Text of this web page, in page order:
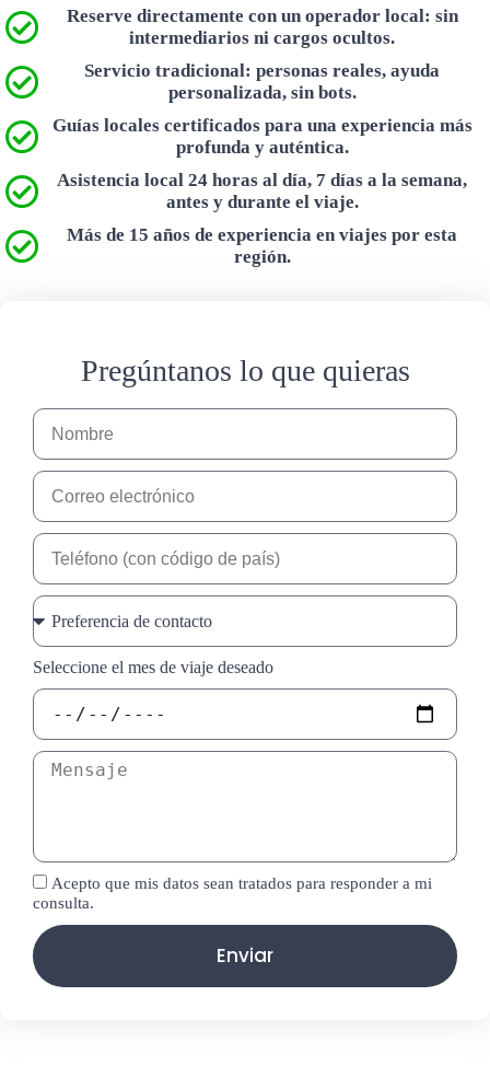
Reserve directamente con un operador local: sin
intermediarios ni cargos ocultos.
Servicio tradicional: personas reales, ayuda
personalizada, sin bots.
Guías locales certificados para una experiencia más
profunda y auténtica.
Asistencia local 24 horas al día, 7 días a la semana,
antes y durante el viaje.
Más de 15 años de experiencia en viajes por esta
región.
Pregúntanos lo que quieras
Seleccione el mes de viaje deseado
Acepto que mis datos sean tratados para responder a mi
consulta.
Enviar